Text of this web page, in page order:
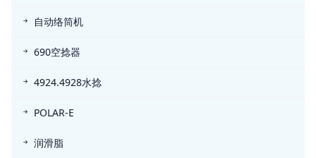
自动络筒机
690空捻器
4924.4928水捻
POLAR-E
润滑脂